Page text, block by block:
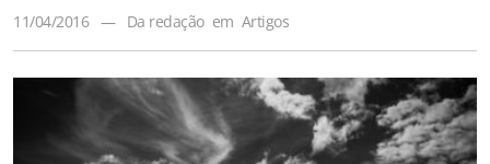
11/04/2016 — Da redação em Artigos